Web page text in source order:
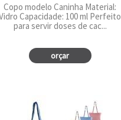
Copo modelo Caninha Material:
Capacidade: 100 ml Perfeito
para servir doses de cac...
orçar